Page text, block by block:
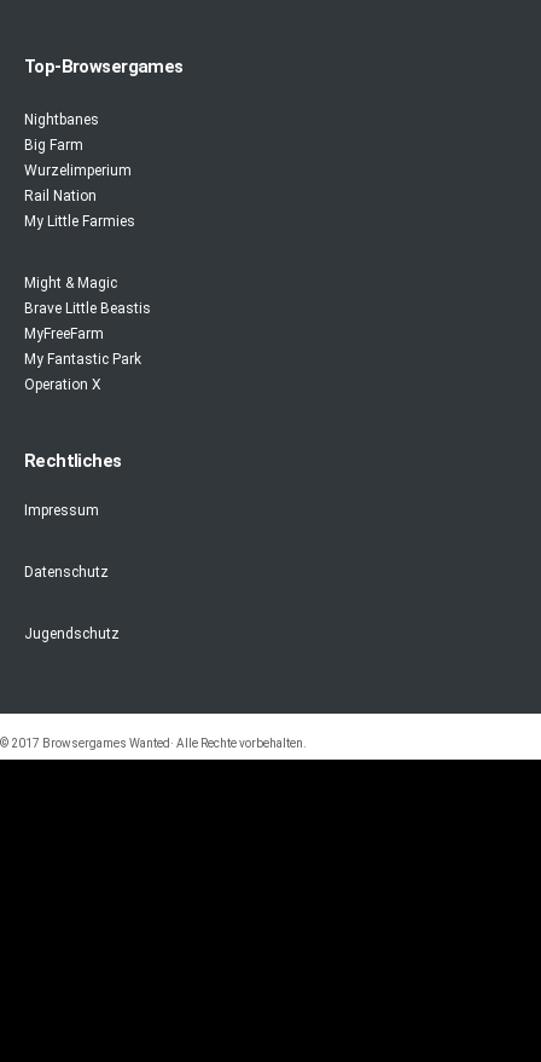
Top-Browsergames
Nightbanes
Big Farm
Wurzelimperium
Rail Nation
My Little Farmies
Might & Magic
Brave Little Beastis
MyFreeFarm
My Fantastic Park
Operation X
Rechtliches
Impressum
Datenschutz
Jugendschutz
© 2017 Browsergames Wanted· Alle Rechte vorbehalten.